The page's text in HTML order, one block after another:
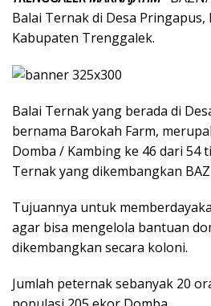
Balai Ternak di Desa Pringapus,
Kabupaten Trenggalek.
Balai Ternak yang berada di
bernama Barokah Farm,
Domba / Kambing ke 46 dari 54
Ternak yang dikembangkan
Tujuannya untuk
agar bisa mengelola bantuan
dikembangkan secara koloni.
Jumlah peternak sebanyak 20